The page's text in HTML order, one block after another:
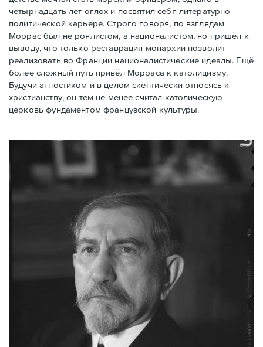
четырнадцать лет оглох и посвятил себя литературно-
политической карьере. Строго говоря, по взглядам
Моррас был не роялистом, а националистом, но пришёл к
выводу, что только реставрация монархии позволит
реализовать во Франции националистические идеалы. Ещё
более сложный путь привёл Морраса к католицизму.
Будучи агностиком и в целом скептически относясь к
христианству, он тем не менее считал католическую
церковь фундаментом французской культуры.